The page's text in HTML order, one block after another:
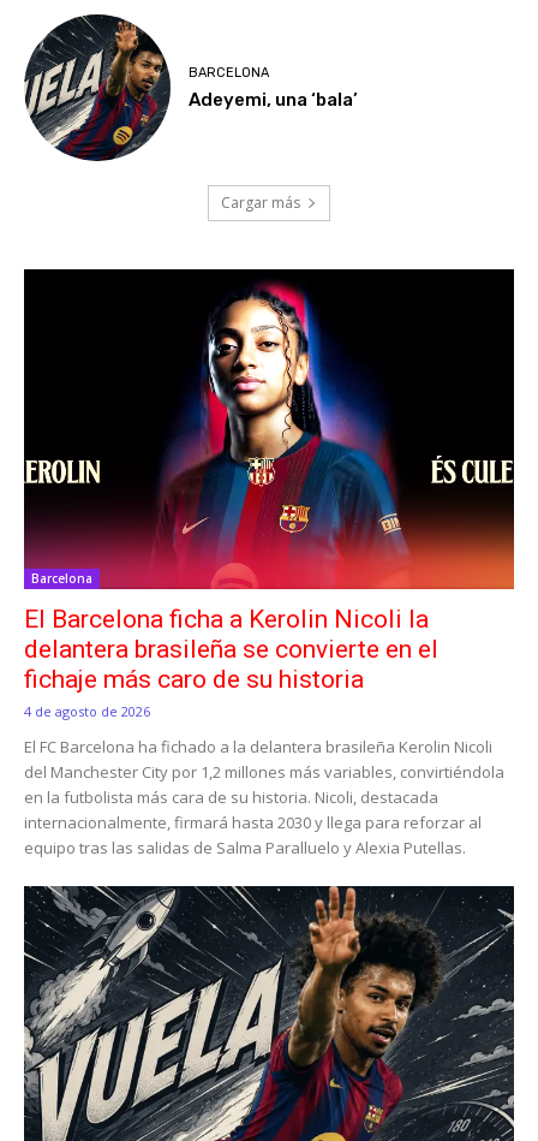
BARCELONA
Adeyemi, una ‘bala’
Cargar más
Barcelona
El Barcelona ficha a Kerolin Nicoli la
delantera brasileña se convierte en el
fichaje más caro de su historia
4 de agosto de 2026
El FC Barcelona ha fichado a la delantera brasileña Kerolin Nicoli
del Manchester City por 1,2 millones más variables, convirtiéndola
en la futbolista más cara de su historia. Nicoli, destacada
internacionalmente, firmará hasta 2030 y llega para reforzar al
equipo tras las salidas de Salma Paralluelo y Alexia Putellas.